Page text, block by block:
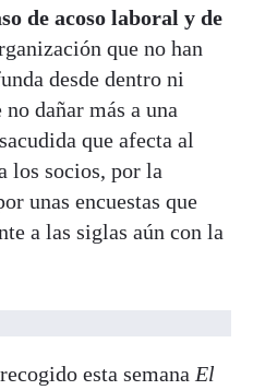
de acoso laboral y de
que no han
desde dentro ni
dañar más a una
que afecta al
los socios, por la
unas encuestas que
a las siglas aún con la
esta semana El